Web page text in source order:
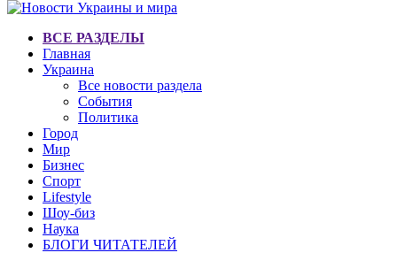
ВСЕ РАЗДЕЛЫ
Главная
Украина
Все новости раздела
События
Политика
Город
Мир
Бизнес
Спорт
Lifestyle
Шоу-биз
Наука
БЛОГИ ЧИТАТЕЛЕЙ